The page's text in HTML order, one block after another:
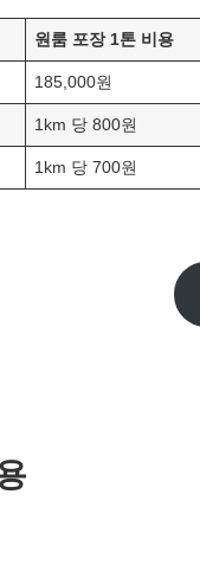
원룸 포장 1톤 비용
185,000원
1km 당 800원
1km 당 700원